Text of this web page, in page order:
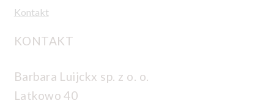
Kontakt
KONTAKT
Barbara Luijckx sp. z o. o.
Latkowo 40